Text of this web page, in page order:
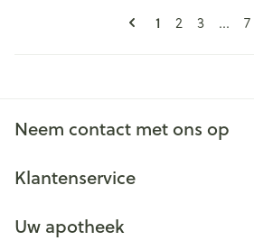
Pagina's
U lees
1 Pagina
2 Pagina
3 ... 7
Neem contact met ons op
Klantenservice
Uw apotheek